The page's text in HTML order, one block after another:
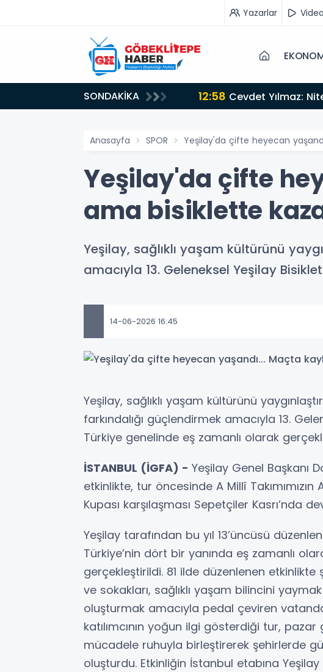
Yazarlar Video
SONDAKİKA 12:58 Cevdet Yılmaz:
Anasayfa SPOR Yeşilay'da çifte heyecan
Yeşilay'da çifte
ama bisiklette
Yeşilay, sağlıklı yaşam kültürünü
amacıyla 13. Geleneksel Yeşilay
14-06-2026 16:45
Yeşilay, sağlıklı yaşam kültürünü
farkındalığı güçlendirmek amacıyla 13.
Türkiye genelinde eş zamanlı olarak
İSTANBUL (İGFA) - Yeşilay Genel Başkanı
etkinlikte, tur öncesinde A Millî
Kupası karşılaşması Sepetçiler Kasrı’nda
Yeşilay tarafından bu yıl 13’üncüsü
Türkiye’nin dört bir yanında eş zamanlı
gerçekleştirildi. 81 ilde düzenlenen
ve sokakları, sağlıklı yaşam bilincini yaymak
oluşturmak amacıyla pedal çeviren
katılımcının yoğun ilgi gösterdiği tur, pazar
mücadele ruhuyla birleştirerek şehirlerde
oluşturdu. Etkinliğin İstanbul etabına